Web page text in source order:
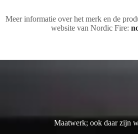
Meer informatie over het merk en de
website van Nordic Fire:
Maatwerk; ook daar zijn